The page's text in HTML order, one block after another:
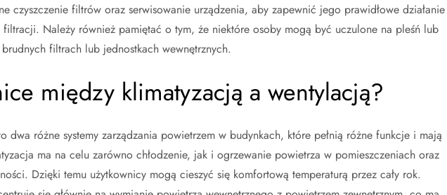
czyszczenie filtrów oraz serwisowanie urządzenia, aby zapewnić jego prawidłowe działanie
filtracji. Należy również pamiętać o tym, że niektóre osoby mogą być uczulone na pleśń lub
filtrach lub jednostkach wewnętrznych.
między klimatyzacją a wentylacją?
dwa różne systemy zarządzania powietrzem w budynkach, które pełnią różne funkcje i mają
ma na celu zarówno chłodzenie, jak i ogrzewanie powietrza w pomieszczeniach oraz
Dzięki temu użytkownicy mogą cieszyć się komfortową temperaturą przez cały rok.